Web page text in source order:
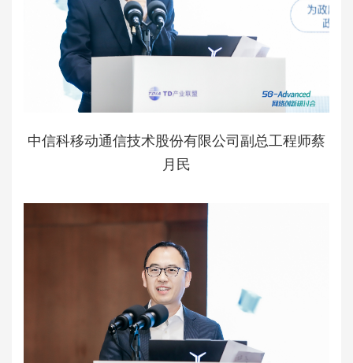
中信科移动通信技术股份有限公司副总工程师蔡
月民